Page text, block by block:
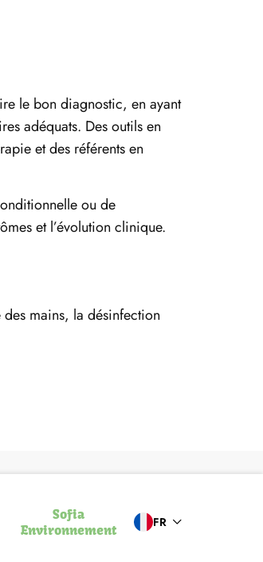
Sofia
Environnement
FR
le bon diagnostic, en ayant
adéquats. Des outils en
et des référents en
ou de
et l’évolution clinique.
mains, la désinfection